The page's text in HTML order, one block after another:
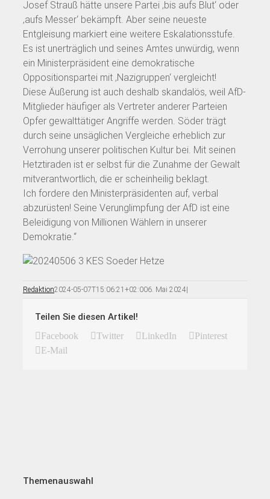
Josef Strauß hätte unsere Partei ‚bis aufs Blut‘ oder
‚aufs Messer‘ bekämpft. Aber seine neueste
Entgleisung markiert eine weitere Eskalationsstufe.
Es ist unerträglich und seines Amtes unwürdig, wenn
ein Ministerpräsident eine demokratische
Oppositionspartei mit ‚Nazigruppen‘ vergleicht!
Diese Äußerung ist auch deshalb skandalös, weil AfD-
Mitglieder häufiger als Vertreter anderer Parteien
Opfer gewalttätiger Angriffe werden. Söder trägt
durch seine unsäglichen Vergleiche erheblich zur
Verrohung unserer politischen Kultur bei. Mit seinen
Hetztiraden ist er selbst für die Zunahme der Gewalt
mitverantwortlich, die er scheinheilig beklagt.
Ich fordere den Ministerpräsidenten auf, verbal
abzurüsten! Seine Verunglimpfung der AfD ist eine
Beleidigung von Millionen Wählern in unserer
Demokratie.“
Redaktion2024-05-07T15:06:21+02:006. Mai 2024|
Teilen Sie diesen Artikel!
Facebook Twitter LinkedIn
Pinterest
E-Mail
Themenauswahl